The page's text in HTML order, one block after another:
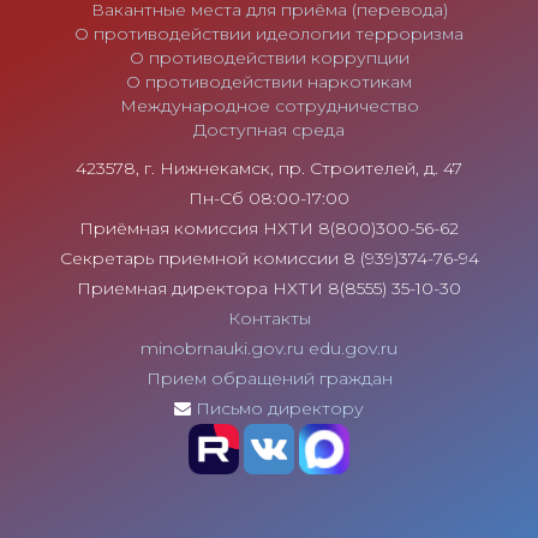
Вакантные места для приёма (перевода)
О противодействии идеологии терроризма
О противодействии коррупции
О противодействии наркотикам
Международное сотрудничество
Доступная среда
423578, г. Нижнекамск, пр. Строителей, д. 47
Пн-Сб 08:00-17:00
Приёмная комиссия НХТИ 8(800)300-56-62
Секретарь приемной комиссии 8 (939)374-76-94
Приемная директора НХТИ 8(8555) 35-10-30
Контакты
minobrnauki.gov.ru edu.gov.ru
Прием обращений граждан
Письмо директору